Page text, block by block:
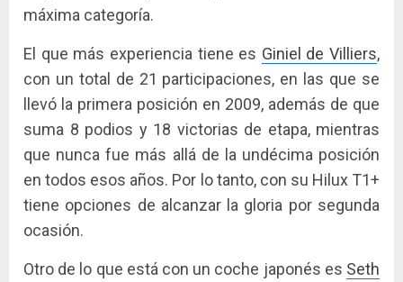
máxima categoría.
El que más experiencia tiene es Giniel de Villiers,
con un total de 21 participaciones, en las que se
llevó la primera posición en 2009, además de que
suma 8 podios y 18 victorias de etapa, mientras
que nunca fue más allá de la undécima posición
en todos esos años. Por lo tanto, con su Hilux T1+
tiene opciones de alcanzar la gloria por segunda
ocasión.
Otro de lo que está con un coche japonés es Seth